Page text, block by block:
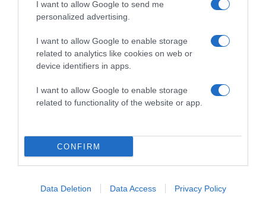
I want to allow Google to send me
personalized advertising.
I want to allow Google to enable storage
related to analytics like cookies on web or
device identifiers in apps.
I want to allow Google to enable storage
related to functionality of the website or app.
CONFIRM
Data Deletion Data Access Privacy Policy
Vigasztald meg őket áldó kegyelmeddel,
Áldd meg édesanyám járását-kelését,
Áldd meg könnyhullatását, áldd meg szenvedését!
Áldd meg imádságát, melyben el nem fárad,
Halld meg jó Istenem, legbuzgóbb imámat:
Köszönöm, köszönöm az édesanyámat!